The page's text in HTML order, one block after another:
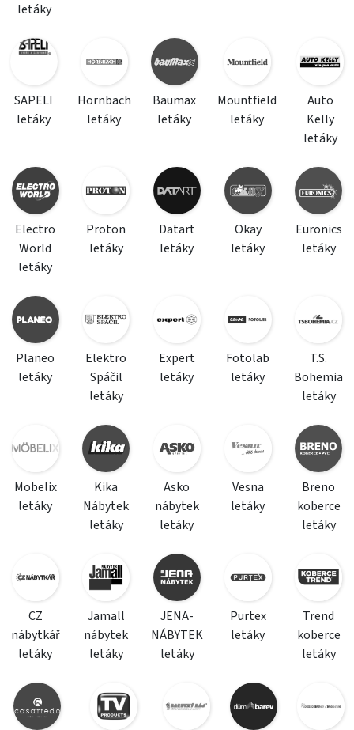
letáky
SAPELI
letáky
Hornbach
letáky
Baumax
letáky
Mountfield
letáky
Auto
Kelly
letáky
Electro
World
letáky
Proton
letáky
Datart
letáky
Okay
letáky
Euronics
letáky
Planeo
letáky
Elektro
Spáčil
letáky
Expert
letáky
Fotolab
letáky
T.S.
Bohemia
letáky
Mobelix
letáky
Kika
Nábytek
letáky
Asko
nábytek
letáky
Vesna
letáky
Breno
koberce
letáky
CZ
nábytkář
letáky
Jamall
nábytek
letáky
JENA-
NÁBYTEK
letáky
Purtex
letáky
Trend
koberce
letáky